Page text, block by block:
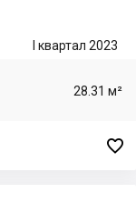
I квартал 2023
28.31 м²
